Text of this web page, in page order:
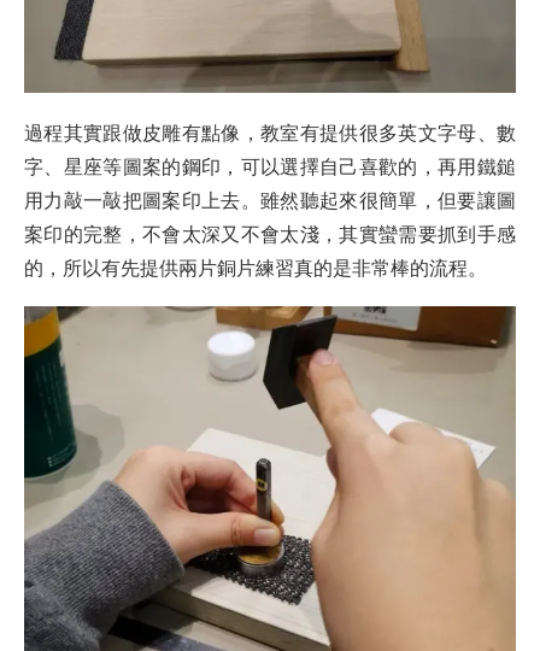
過程其實跟做皮雕有點像，教室有提供很多英文字母、數
字、星座等圖案的鋼印，可以選擇自己喜歡的，再用鐵鎚
用力敲一敲把圖案印上去。雖然聽起來很簡單，但要讓圖
案印的完整，不會太深又不會太淺，其實蠻需要抓到手感
的，所以有先提供兩片銅片練習真的是非常棒的流程。